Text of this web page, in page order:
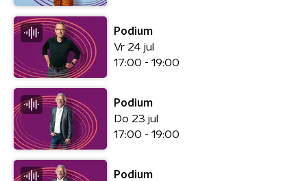
Podium
Vr 24 jul
17:00 - 19:00
Podium
Do 23 jul
17:00 - 19:00
Podium